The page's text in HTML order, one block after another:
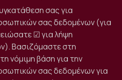
σας για
σας δεδομένων (για
☑για λήψη
Βασιζόμαστε στη
νόμιμη βάση για την
σας δεδομένων για